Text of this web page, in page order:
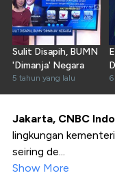
Sulit Disapih, BUMN
'Dimanja' Negara
5 tahun yang lalu
Jakarta, CNBC
lingkungan
seiring de...
Show More